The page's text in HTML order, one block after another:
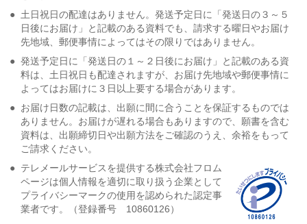
● 土日祝日の配達はありません。発送予定日に「発送日の３～５
日後にお届け」と記載のある資料でも、請求する曜日やお届け
先地域、郵便事情によってはその限りではありません。
● 発送予定日に「発送日の１～２日後にお届け」と記載のある資
料は、土日祝日も配達されますが、お届け先地域や郵便事情に
よってはお届けに３日以上要する場合があります。
● お届け日数の記載は、出願に間に合うことを保証するものでは
ありません。お届けが遅れる場合もありますので、願書を含む
資料は、出願締切日や出願方法をご確認のうえ、余裕をもって
ご請求ください。
● テレメールサービスを提供する株式会社フロム
ページは個人情報を適切に取り扱う企業として
プライバシーマークの使用を認められた認定事
業者です。（登録番号 10860126）